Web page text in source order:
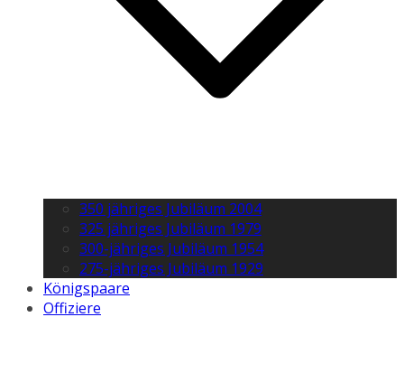
350 jähriges Jubiläum 2004
325 jähriges Jubiläum 1979
300-jähriges Jubiläum 1954
275-jähriges Jubiläum 1929
Königspaare
Offiziere